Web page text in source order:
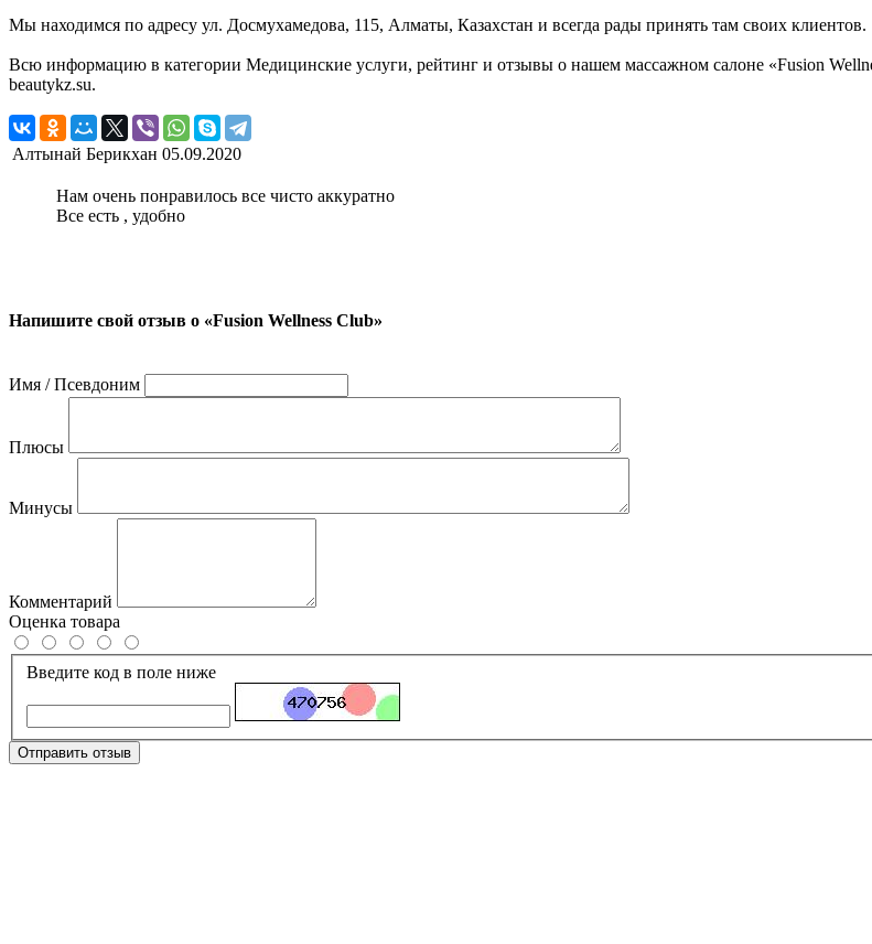
Мы находимся по адресу ул. Досмухамедова, 115, Алматы, Казахстан и всегда рады принять там своих клиентов.
Всю информацию в категории Медицинские услуги, рейтинг и отзывы о нашем массажном салоне «Fusion
beautykz.su.
Алтынай Берикхан 05.09.2020
Нам очень понравилось все чисто аккуратно
Все есть , удобно
Напишите свой отзыв о «Fusion Wellness Club»
Имя / Псевдоним
Плюсы
Минусы
Комментарий
Оценка товара
Введите код в поле ниже
Отправить отзыв